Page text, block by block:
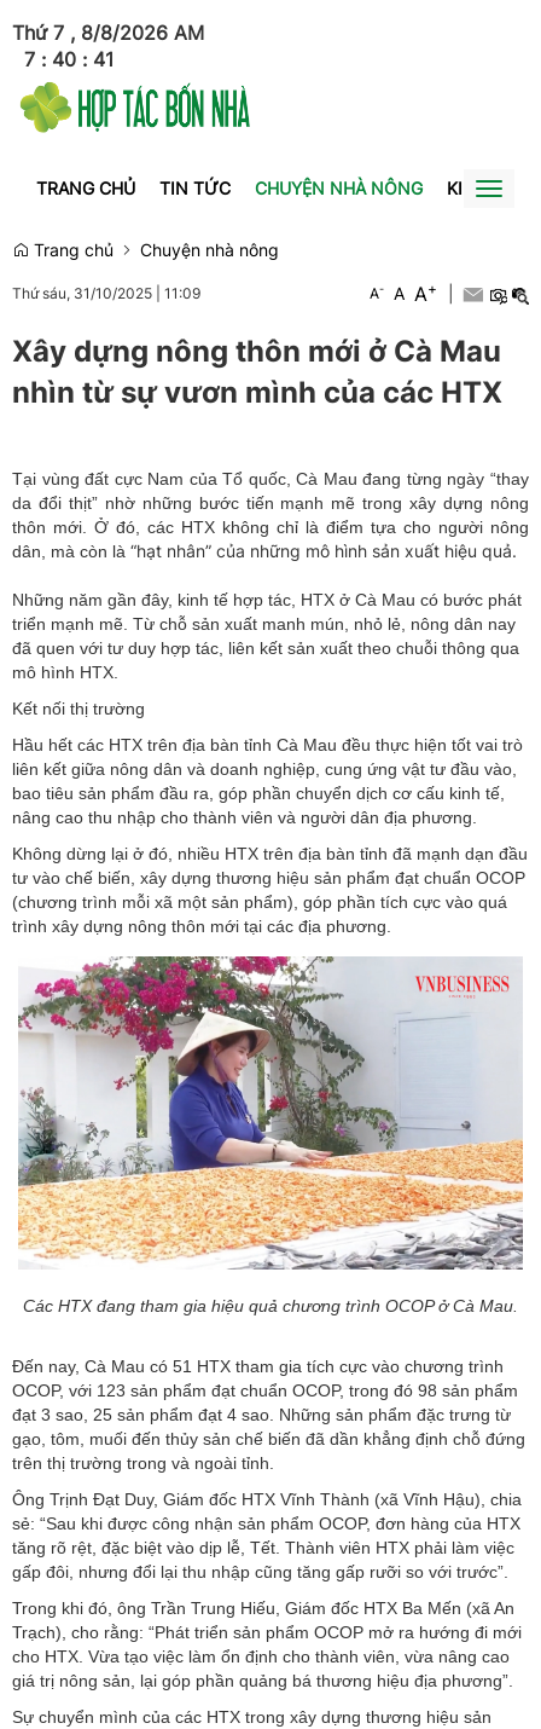
Thứ 7 , 8/8/2026
7 : 40 : 41
AM
TRANG CHỦ TIN TỨC CHUYỆN NHÀ NÔNG KINH TẾToggle
Trang chủ
Chuyện nhà nông
Thứ sáu, 31/10/2025 11:09 A- A A+
Xây dựng nông thôn mới ở Cà Mau
nhìn từ sự vươn mình của các HTX
Tại vùng đất cực Nam của Tổ quốc, Cà Mau đang từng ngày “thay
da đổi thịt” nhờ những bước tiến mạnh mẽ trong xây dựng nông
thôn mới. Ở đó, các HTX không chỉ là điểm tựa cho người nông
dân, mà còn là “hạt nhân” của những mô hình sản xuất hiệu quả.
Những năm gần đây, kinh tế hợp tác, HTX ở Cà Mau có bước phát
triển mạnh mẽ. Từ chỗ sản xuất manh mún, nhỏ lẻ, nông dân nay
đã quen với tư duy hợp tác, liên kết sản xuất theo chuỗi thông qua
mô hình HTX.
Kết nối thị trường
Hầu hết các HTX trên địa bàn tỉnh Cà Mau đều thực hiện tốt vai trò
liên kết giữa nông dân và doanh nghiệp, cung ứng vật tư đầu vào,
bao tiêu sản phẩm đầu ra, góp phần chuyển dịch cơ cấu kinh tế,
nâng cao thu nhập cho thành viên và người dân địa phương.
Không dừng lại ở đó, nhiều HTX trên địa bàn tỉnh đã mạnh dạn đầu
tư vào chế biến, xây dựng thương hiệu sản phẩm đạt chuẩn OCOP
(chương trình mỗi xã một sản phẩm), góp phần tích cực vào quá
trình xây dựng nông thôn mới tại các địa phương.
Các HTX đang tham gia hiệu quả chương trình OCOP ở Cà Mau.
Đến nay, Cà Mau có 51 HTX tham gia tích cực vào chương trình
OCOP, với 123 sản phẩm đạt chuẩn OCOP, trong đó 98 sản phẩm
đạt 3 sao, 25 sản phẩm đạt 4 sao. Những sản phẩm đặc trưng từ
gạo, tôm, muối đến thủy sản chế biến đã dần khẳng định chỗ đứng
trên thị trường trong và ngoài tỉnh.
Ông Trịnh Đạt Duy, Giám đốc HTX Vĩnh Thành (xã Vĩnh Hậu), chia
sẻ: “Sau khi được công nhận sản phẩm OCOP, đơn hàng của HTX
tăng rõ rệt, đặc biệt vào dịp lễ, Tết. Thành viên HTX phải làm việc
gấp đôi, nhưng đổi lại thu nhập cũng tăng gấp rưỡi so với trước”.
Trong khi đó, ông Trần Trung Hiếu, Giám đốc HTX Ba Mến (xã An
Trạch), cho rằng: “Phát triển sản phẩm OCOP mở ra hướng đi mới
cho HTX. Vừa tạo việc làm ổn định cho thành viên, vừa nâng cao
giá trị nông sản, lại góp phần quảng bá thương hiệu địa phương”.
Sự chuyển mình của các HTX trong xây dựng thương hiệu sản